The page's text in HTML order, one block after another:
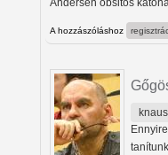
Andersen obsitos
A hozzászóláshoz